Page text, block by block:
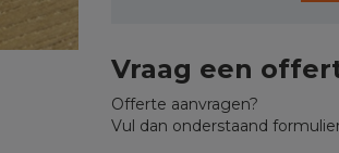
Vraag een
Offerte aanvragen?
Vul dan onderstaand